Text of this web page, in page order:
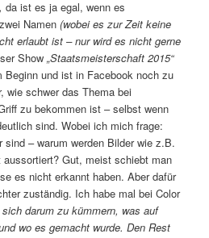
da ist es ja egal, wenn es
Namen(wobei es zur Zeit keine
erlaubt ist – nur wird es nicht gerne
Show„Staatsmeisterschaft 2015“
und ist in Facebook noch zu
wie schwer das Thema bei
zu bekommen ist – selbst wenn
sind. Wobei ich mich frage:
sind – warum werden Bilder wie z.B.
aussortiert? Gut, meist schiebt man
es nicht erkannt haben. Aber dafür
zuständig. Ich habe mal bei Color
darum zu kümmern, was auf
wo es gemacht wurde. Den Rest